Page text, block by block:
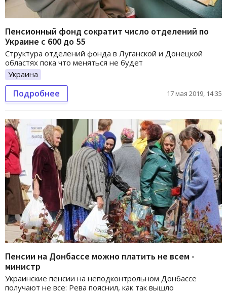
Пенсионный фонд сократит число отделений по
Украине с 600 до 55
Структура отделений фонда в Луганской и Донецкой
областях пока что меняться не будет
Украина
Подробнее 17 мая 2019, 14:35
Пенсии на Донбассе можно платить не всем -
министр
Украинские пенсии на неподконтрольном Донбассе
получают не все: Рева пояснил, как так вышло